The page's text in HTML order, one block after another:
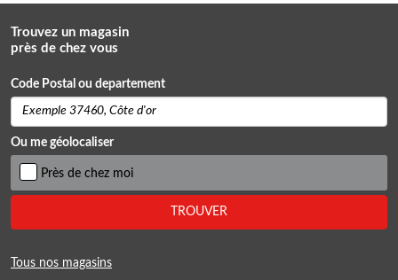
Trouvez un magasin
près de chez vous
Code Postal ou departement
Ou me géolocaliser
Près de chez moi
TROUVER
Tous nos magasins